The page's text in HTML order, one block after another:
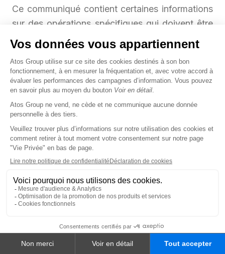
Ce communiqué contient certaines informations
sur des opérations spécifiques qui doivent être
considérées uniquement comme des projets. En
particulier, toute décision relative aux
informations ou aux projets mentionnés dans ce
document et à leurs modalités sera prise après
la finalisation de l’analyse approfondie en cours
concernant les aspects fiscaux, juridiques,
opérationnels, financiers, RH et tout autre
aspect pertinent, reste sous réserve des
conditions générales de marché et serait
l’approbation des organes de gouvernance et
des actionnaires ainsi que la consultation des
concernées, conformément aux lois et
réglementations en vigueur.